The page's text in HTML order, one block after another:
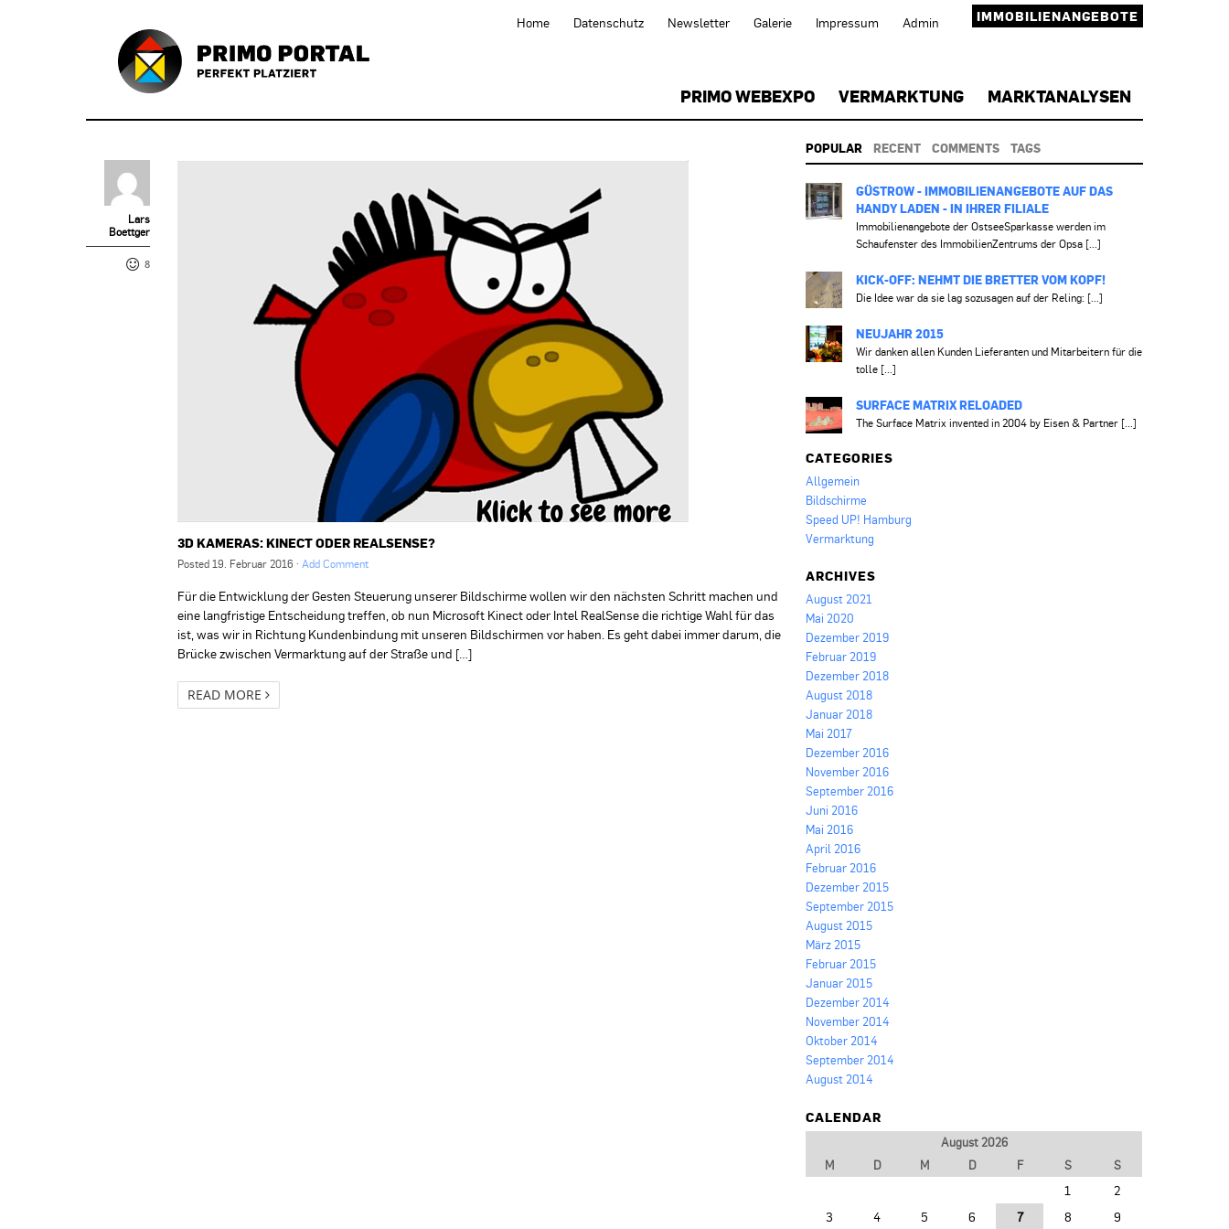
Home Datenschutz Newsletter Galerie Impressum Admin IMMOBILIENANGEBOTE
PRIMO WEBEXPO VERMARKTUNG MARKTANALYSEN
Lars
Boettger
8
3D KAMERAS: KINECT ODER REALSENSE?
Posted19. Februar 2016 ·Add Comment
Für die Entwicklung der Gesten Steuerung unserer Bildschirme wollen wir den nächsten Schritt machen und
eine langfristige Entscheidung treffen, ob nun Microsoft Kinect oder Intel RealSense die richtige Wahl für das
ist, was wir in Richtung Kundenbindung mit unseren Bildschirmen vor haben. Es geht dabei immer darum, die
Brücke zwischen Vermarktung auf der Straße und […]
READ MORE
POPULAR RECENT COMMENTS TAGS
GÜSTROW - IMMOBILIENANGEBOTE AUF DAS
HANDY LADEN - IN IHRER FILIALE
Immobilienangebote der OstseeSparkasse werden im
Schaufenster des ImmobilienZentrums der Opsa [...]
KICK-OFF: NEHMT DIE BRETTER VOM KOPF!
Die Idee war da sie lag sozusagen auf der Reling: [...]
NEUJAHR 2015
Wir danken allen Kunden Lieferanten und Mitarbeitern für die
tolle [...]
SURFACE MATRIX RELOADED
The Surface Matrix invented in 2004 by Eisen & Partner [...]
CATEGORIES
Allgemein
Bildschirme
Speed UP! Hamburg
Vermarktung
ARCHIVES
August 2021
Mai 2020
Dezember 2019
Februar 2019
Dezember 2018
August 2018
Januar 2018
Mai 2017
Dezember 2016
November 2016
September 2016
Juni 2016
Mai 2016
April 2016
Februar 2016
Dezember 2015
September 2015
August 2015
März 2015
Februar 2015
Januar 2015
Dezember 2014
November 2014
Oktober 2014
September 2014
August 2014
CALENDAR
August 2026
M
D M D F S S
1
2
3
4 5 6 7 8 9